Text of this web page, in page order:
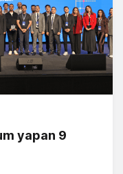
yapan 9